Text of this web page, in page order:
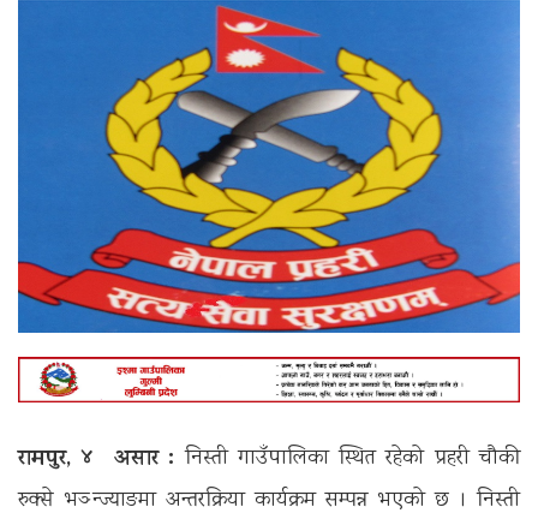
रामपुर, ४ असार :निस्ती गाउँपालिका स्थित रहेको प्रहरी चौकी
रुक्से भञ्न्ज्याङमा अन्तरक्रिया कार्यक्रम सम्पन्न भएको छ । निस्ती